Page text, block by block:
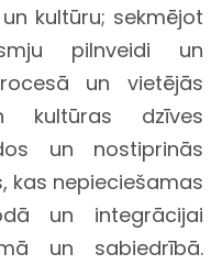
kultūru; sekmējot
pilnveidi un
un vietējās
kultūras dzīves
un nostiprinās
kas nepieciešamas
un integrācijai
un sabiedrībā.